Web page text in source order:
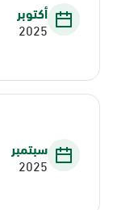
أكتوبر
2025
سبتمبر
2025